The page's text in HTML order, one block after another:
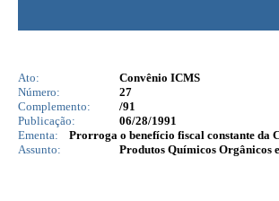
Ato:
Convênio ICMS
Número:
27
Complemento:
/91
Publicação:
06/28/1991
Ementa:
Prorroga o benefício fiscal constante da
Assunto:
Produtos Químicos Orgânicos